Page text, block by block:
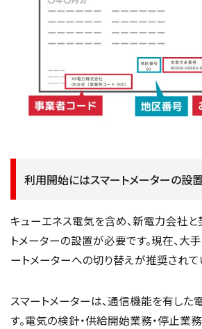
利用開始にはスマートメーターの設
キューエネス電気を含め、新電力会社
トメーターの設置が必要です。現在、大
ートメーターへの切り替えが推奨されて
スマートメーターは、通信機能を有した
す。電気の検針・供給開始業務・停止業